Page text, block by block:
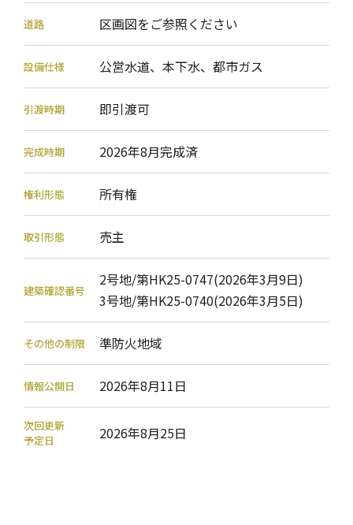
道路 区画図をご参照ください
設備仕様 公営水道、本下水、都市ガス
引渡時期 即引渡可
完成時期 2026年8月完成済
権利形態 所有権
取引形態 売主
建築確認番号
2号地/第HK25-0747(2026年3月9日)
3号地/第HK25-0740(2026年3月5日)
その他の制限 準防火地域
情報公開日 2026年8月11日
次回更新
予定日
2026年8月25日